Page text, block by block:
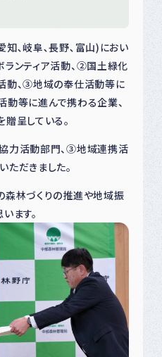
知､岐阜､長野､富山)におい
ンティア活動、②国土緑化
動、③地域の奉仕活動等に
動等に進んで携わる企業、
呈している。
力活動部門、③地域連携活
だきました。
森林づくりの推進や地域振
ます。